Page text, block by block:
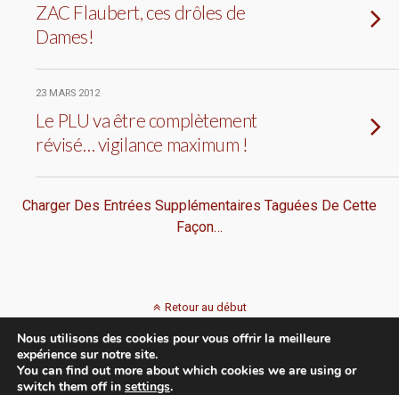
ZAC Flaubert, ces drôles de
Dames!
23 MARS 2012
Le PLU va être complètement
révisé… vigilance maximum !
Charger Des Entrées Supplémentaires Taguées De Cette
Façon…
Retour au début
Mobile
Nous utilisons des cookies pour vous offrir la meilleure
expérience sur notre site.
You can find out more about which cookies we are using or
switch them off in settings.